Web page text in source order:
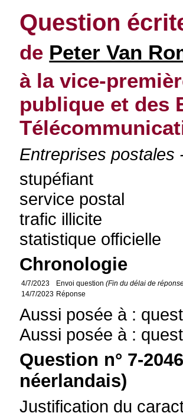
Question
de Peter Van
à la vice-
publique et des
Entreprises postales
stupéfiant
service postal
trafic illicite
statistique officielle
Chronologie
4/7/2023 Envoi question(Fin du délai de
14/7/2023 Réponse
Aussi posée à :
Aussi posée à :
Question n° 7-
néerlandais)
Justification du